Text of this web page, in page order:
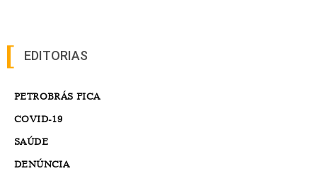
EDITORIAS
PETROBRÁS FICA
COVID-19
SAÚDE
DENÚNCIA